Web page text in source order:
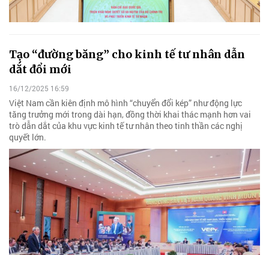
Tạo “đường băng” cho kinh tế tư nhân dẫn
dắt đổi mới
16/12/2025 16:59
Việt Nam cần kiên định mô hình “chuyển đổi kép” như động lực
tăng trưởng mới trong dài hạn, đồng thời khai thác mạnh hơn vai
trò dẫn dắt của khu vực kinh tế tư nhân theo tinh thần các nghị
quyết lớn.